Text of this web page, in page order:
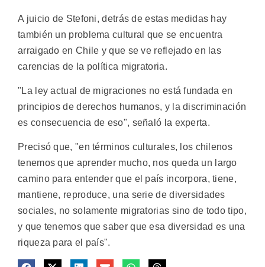
A juicio de Stefoni, detrás de estas medidas hay
también un problema cultural que se encuentra
arraigado en Chile y que se ve reflejado en las
carencias de la política migratoria.
"La ley actual de migraciones no está fundada en
principios de derechos humanos, y la discriminación
es consecuencia de eso", señaló la experta.
Precisó que, "en términos culturales, los chilenos
tenemos que aprender mucho, nos queda un largo
camino para entender que el país incorpora, tiene,
mantiene, reproduce, una serie de diversidades
sociales, no solamente migratorias sino de todo tipo,
y que tenemos que saber que esa diversidad es una
riqueza para el país".